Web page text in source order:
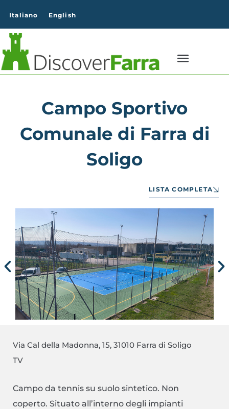
Italiano
English
Campo Sportivo
Comunale di Farra di
Soligo
LISTA COMPLETA
Via Cal della Madonna, 15, 31010 Farra di Soligo
TV
Campo da tennis su suolo sintetico. Non
coperto. Situato all’interno degli impianti